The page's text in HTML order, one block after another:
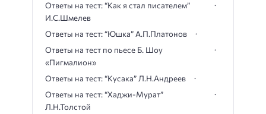
Ответы на тест: “Как я стал писателем”
И.С.Шмелев
Ответы на тест: “Юшка” А.П.Платонов
Ответы на тест по пьесе Б. Шоу
«Пигмалион»
Ответы на тест: “Кусака” Л.Н.Андреев
Ответы на тест: “Хаджи-Мурат”
Л.Н.Толстой